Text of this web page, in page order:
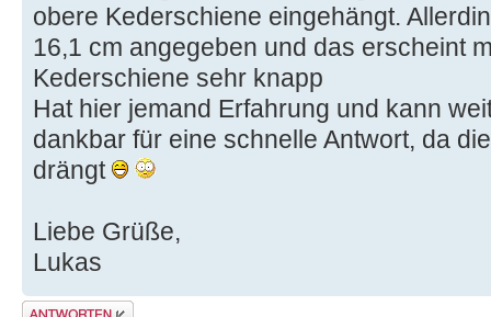
obere Kederschiene eingehängt.
16,1 cm angegeben und das erscheint
Kederschiene sehr knapp
Hat hier jemand Erfahrung und kann
dankbar für eine schnelle Antwort, da
drängt
Liebe Grüße,
Lukas
Antwort erstellen